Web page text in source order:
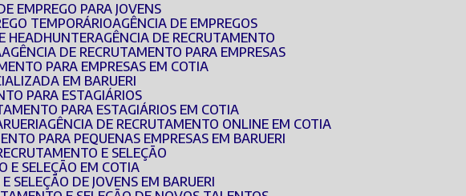
EMPREGO PARA JOVENS
TEMPORÁRIO AGÊNCIA DE EMPREGOS
HEADHUNTER AGÊNCIA DE RECRUTAMENTO
AGÊNCIA DE RECRUTAMENTO PARA EMPRESAS
PARA EMPRESAS EM COTIA
EM BARUERI
PARA ESTAGIÁRIOS
PARA ESTAGIÁRIOS EM COTIA
AGÊNCIA DE RECRUTAMENTO ONLINE EM COTIA
PARA PEQUENAS EMPRESAS EM BARUERI
E SELEÇÃO
E SELEÇÃO EM COTIA
SELEÇÃO DE JOVENS EM BARUERI